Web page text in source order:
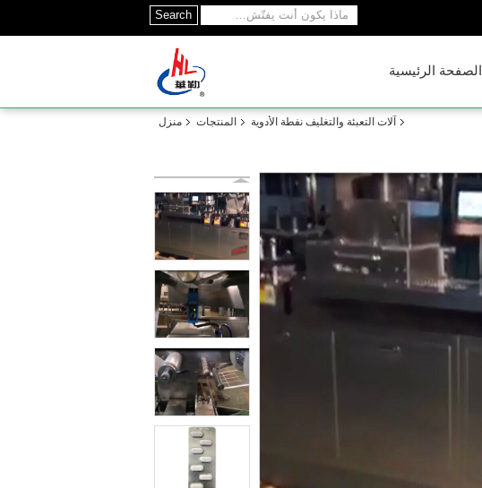
Search
الصفحة الرئيسية
منزل المنتجات آلات التعبئة والتغليف نفطة الأدوية